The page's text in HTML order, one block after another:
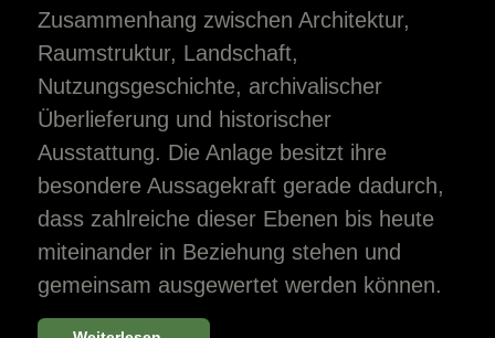
Zusammenhang zwischen Architektur,
Raumstruktur, Landschaft,
Nutzungsgeschichte, archivalischer
Überlieferung und historischer
Ausstattung. Die Anlage besitzt ihre
besondere Aussagekraft gerade dadurch,
dass zahlreiche dieser Ebenen bis heute
miteinander in Beziehung stehen und
gemeinsam ausgewertet werden können.